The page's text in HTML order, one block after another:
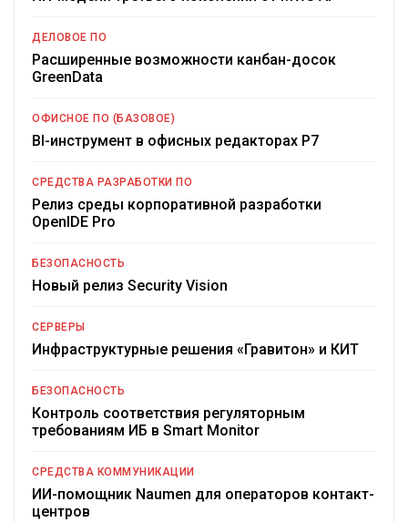
ДЕЛОВОЕ ПО
Расширенные возможности канбан-досок
GreenData
ОФИСНОЕ ПО (БАЗОВОЕ)
BI-инструмент в офисных редакторах Р7
СРЕДСТВА РАЗРАБОТКИ ПО
Релиз среды корпоративной разработки
OpenIDE Pro
БЕЗОПАСНОСТЬ
Новый релиз Security Vision
СЕРВЕРЫ
Инфраструктурные решения «Гравитон» и КИТ
БЕЗОПАСНОСТЬ
Контроль соответствия регуляторным
требованиям ИБ в Smart Monitor
СРЕДСТВА КОММУНИКАЦИИ
ИИ-помощник Naumen для операторов контакт-
центров